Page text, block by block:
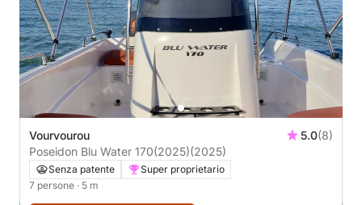
Vourvourou 5.0(8)
Poseidon Blu Water 170(2025)(2025)
Senza patente
Super proprietario
7 persone · 5 m